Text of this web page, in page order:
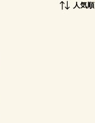
人気順